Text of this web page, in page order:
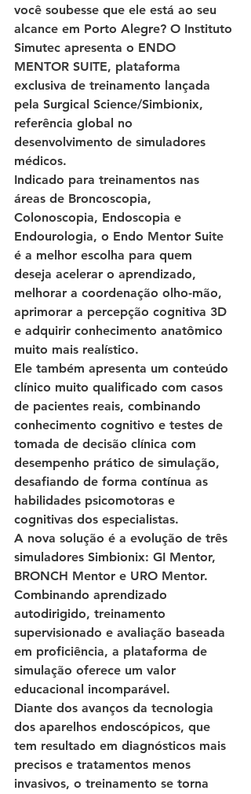
você soubesse que ele está ao seu
alcance em Porto Alegre? O Instituto
Simutec apresenta o ENDO
MENTOR SUITE, plataforma
exclusiva de treinamento lançada
pela Surgical Science/Simbionix,
referência global no
desenvolvimento de simuladores
médicos.
Indicado para treinamentos nas
áreas de Broncoscopia,
Colonoscopia, Endoscopia e
Endourologia, o Endo Mentor Suite
é a melhor escolha para quem
deseja acelerar o aprendizado,
melhorar a coordenação olho-mão,
aprimorar a percepção cognitiva 3D
e adquirir conhecimento anatômico
muito mais realístico.
Ele também apresenta um conteúdo
clínico muito qualificado com casos
de pacientes reais, combinando
conhecimento cognitivo e testes de
tomada de decisão clínica com
desempenho prático de simulação,
desafiando de forma contínua as
habilidades psicomotoras e
cognitivas dos especialistas.
A nova solução é a evolução de três
simuladores Simbionix: GI Mentor,
BRONCH Mentor e URO Mentor.
Combinando aprendizado
autodirigido, treinamento
supervisionado e avaliação baseada
em proficiência, a plataforma de
simulação oferece um valor
educacional incomparável.
Diante dos avanços da tecnologia
dos aparelhos endoscópicos, que
tem resultado em diagnósticos mais
precisos e tratamentos menos
invasivos, o treinamento se torna